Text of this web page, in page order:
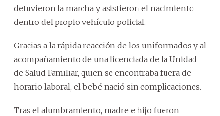
detuvieron la marcha y asistieron el nacimiento
dentro del propio vehículo policial.
Gracias a la rápida reacción de los uniformados y al
acompañamiento de una licenciada de la Unidad
de Salud Familiar, quien se encontraba fuera de
horario laboral, el bebé nació sin complicaciones.
Tras el alumbramiento, madre e hijo fueron